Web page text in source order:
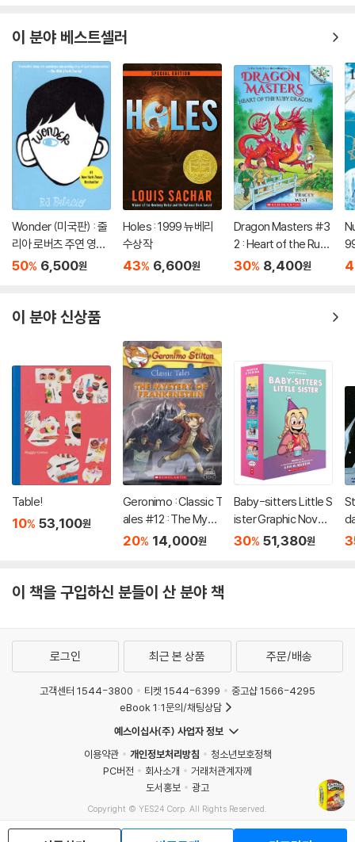
이 분야 베스트셀러
Wonder (미국판) : 줄
리아 로버츠 주연 영화
'원더' 원작 소설
50% 6,500원
Holes : 1999 뉴베리
수상작
43% 6,600원
Dragon Masters #3
2 : Heart of the Ruby
Dragon (A Branches
30% 8,400원
이 분야 신상품
Table!
10% 53,100원
Geronimo : Classic T
ales #12 : The Myst
ery of Frankenstein
20% 14,000원
Baby-sitters Little S
ister Graphic Novels
#5-8: A Graphix Col
30% 51,380원
s
이 책을 구입하신 분들이 산 분야 책
로그인 최근 본 상품 주문/배송
고객센터 1544-3800 티켓 1544-6399
중고샵 1566-4295
eBook 1:1문의/채팅상담
예스이십사(주) 사업자 정보
이용약관
개인정보처리방침
청소년보호정책
PC버전
회사소개
거래처관계자께
도서홍보
광고
Copyright © YES24 Corp. All Rights Reserved.